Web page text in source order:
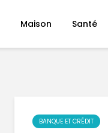
Maison Santé
BANQUE ET CRÉDIT